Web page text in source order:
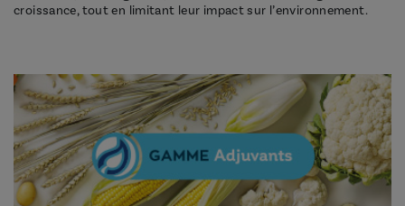
croissance, tout en limitant leur impact sur l’environnement.